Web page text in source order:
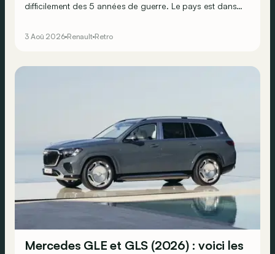
difficilement des 5 années de guerre. Le pays est dans
fixe, car sur le stand Renault, il y a la promesse de
3 Aoû 2026 Renault Retro
Mercedes GLE et GLS (2026) : voici les